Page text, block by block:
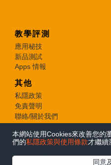
本網站使用Cookies來改善您的
們的私隱政策與使用條款才繼續
同意
教學評測
應用秘技
新品測試
Apps 情報
其他
私隱政策
免責聲明
聯絡/關於我們
© 2026 e-zone. All Rights